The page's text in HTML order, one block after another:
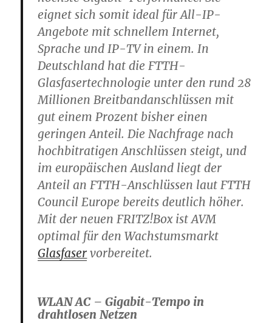
eignet sich somit ideal für All-IP-
Angebote mit schnellem Internet,
Sprache und IP-TV in einem. In
Deutschland hat die FTTH-
Glasfasertechnologie unter den rund 28
Millionen Breitbandanschlüssen mit
gut einem Prozent bisher einen
geringen Anteil. Die Nachfrage nach
hochbitratigen Anschlüssen steigt, und
im europäischen Ausland liegt der
Anteil an FTTH-Anschlüssen laut FTTH
Council Europe bereits deutlich höher.
Mit der neuen FRITZ!Box ist AVM
optimal für den Wachstumsmarkt
Glasfaser vorbereitet.
WLAN AC – Gigabit-Tempo in
drahtlosen Netzen